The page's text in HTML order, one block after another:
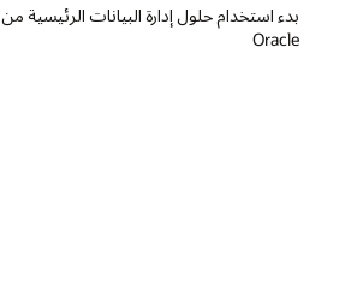
بدء استخدام حلول إدارة البيانات الرئيسية من
Oracle